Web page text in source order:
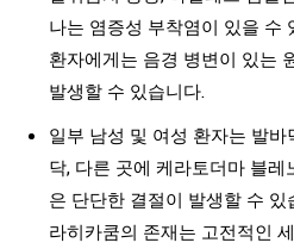
나는 염증성 부착염이 있을 수
환자에게는 음경 병변이 있는
발생할 수 있습니다.
일부 남성 및 여성 환자는 발
닥, 다른 곳에 케라토더마 블
은 단단한 결절이 발생할 수
라히카쿰의 존재는 고전적인